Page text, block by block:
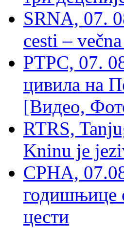
SRNA, 07.
cesti –
РТРС, 07.
цивила на
[Видео,
RTRS,
Kninu je
СРНА,
годишњице
цести